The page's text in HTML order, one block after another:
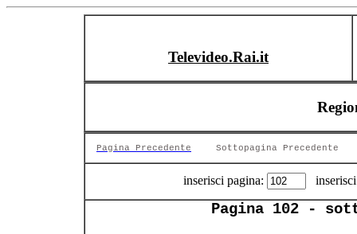
Televideo.Rai.it
Pagina Precedente Sottopagina Precedente
inserisci pagina:
Pagina 102 -